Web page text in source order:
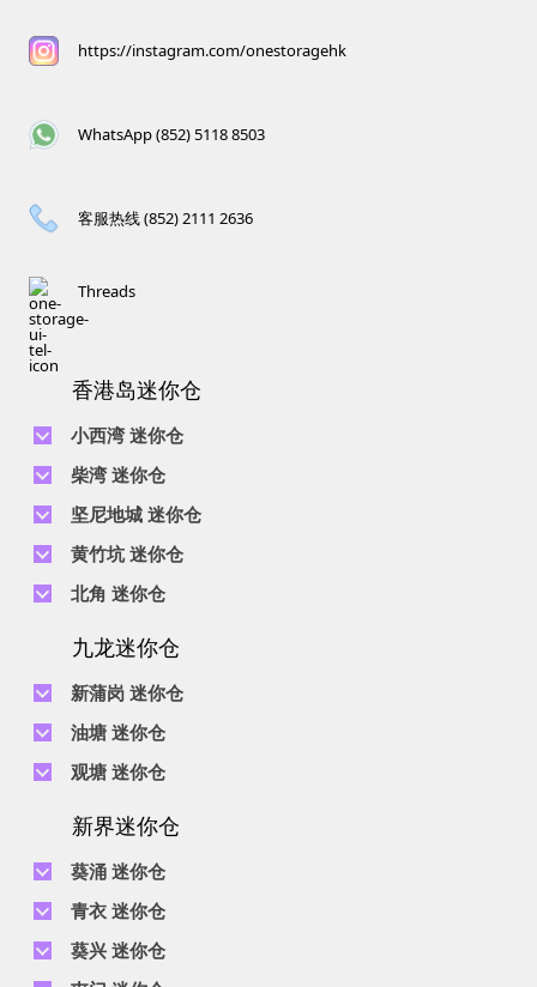
https://instagram.com/onestoragehk
WhatsApp (852) 5118 8503
客服热线 (852) 2111 2636
Threads
香港岛迷你仓
小西湾 迷你仓
电话 :2111 1062
地址 : 柴湾新业街5号王子工业大厦4楼
地址 : 柴湾新业街11号森龙工业大厦7楼B室
柴湾 迷你仓
电话 :2194 0038
地址 : 柴湾祥利街7号万峰工业大厦6楼C室
地址 : 柴湾利众街20号柴湾中心工业大厦6楼B室及14楼B1室
坚尼地城 迷你仓
电话 : 2623 0280
地址 : 坚尼地城士美菲路12P号祥兴工业大厦9楼
黄竹坑 迷你仓
电话 :2680 9691
地址 : 黄竹坑道18号瑞琪工业大厦14楼A室
电话 :2116 8113
北角 迷你仓
地址 : 香港屈臣道4-6号海景大厦B座10楼4&6室
九龙迷你仓
新蒲岗 迷你仓
电话 :2111 0509
地址 : 新蒲岗景福街106号太子工业大厦15楼B室
地址 : 新蒲岗五芳街8号利嘉工业大厦9楼CD室
电话 :2116 5165
地址 : 新蒲岗景福街114号捷景工业大厦3楼A室
油塘 迷你仓
电话 :2623 0300
地址 : 油塘四山街4号华辉工业大厦一楼C室
观塘 迷你仓
地址 : 观塘伟业街146号美嘉工业大厦5楼A室
新界迷你仓
葵涌 迷你仓
电话 :2111 2683
地址 : 葵涌昌荣路9-11号同珍工业大厦B座19楼
青衣 迷你仓
电话 :2111 1063
地址 : 青衣长达路1-33号青衣工业中心2期D座5楼及7楼, C座7楼
葵兴 迷你仓
电话 :2111 1629